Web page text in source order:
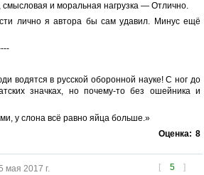
и моральная нагрузка — Отлично.
лично я автора бы сам удавил. Минус ещё
водятся в русской оборонной науке! С ног до
значках, но почему-то без ошейника и
у слона всё равно яйца больше.»
Оценка: 8
[ 5 ]
мая 2017 г.